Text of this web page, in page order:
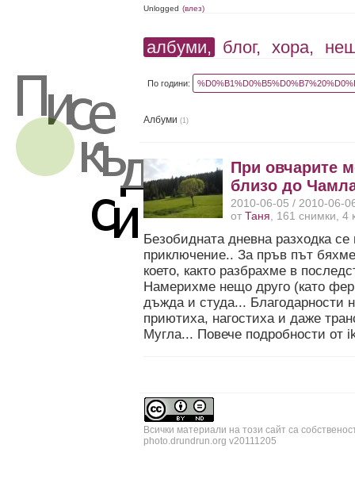
Unlogged (влез)
албуми, блог, хора,
По години:
Албуми(1)
При овчарите
близо до
2010-06-05 / 2010-06-
отТаня , 161 снимки, 4
Безобидната дневна разходка
приключение.. За пръв път
което, както разбрахме в
Намерихме нещо друго (като
дъжда и студа... Благодарности
приютиха, нагостиха и даже
Мугла... Повече подробности от
Всички материали на този сайт са
photo.drundrun.org v20111205